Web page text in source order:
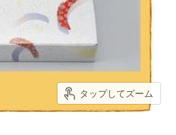
タップしてズーム